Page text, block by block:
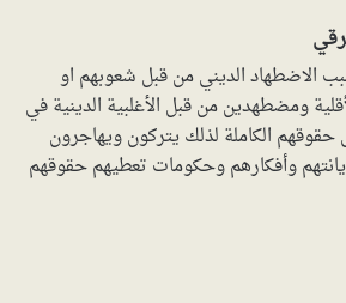
الاضطهاد الديني من قبل شعوبهم او
ومضطهدين من قبل الأغلبية الدينية في
الكاملة لذلك يتركون ويهاجرون
وأفكارهم وحكومات تعطيهم حقوقهم